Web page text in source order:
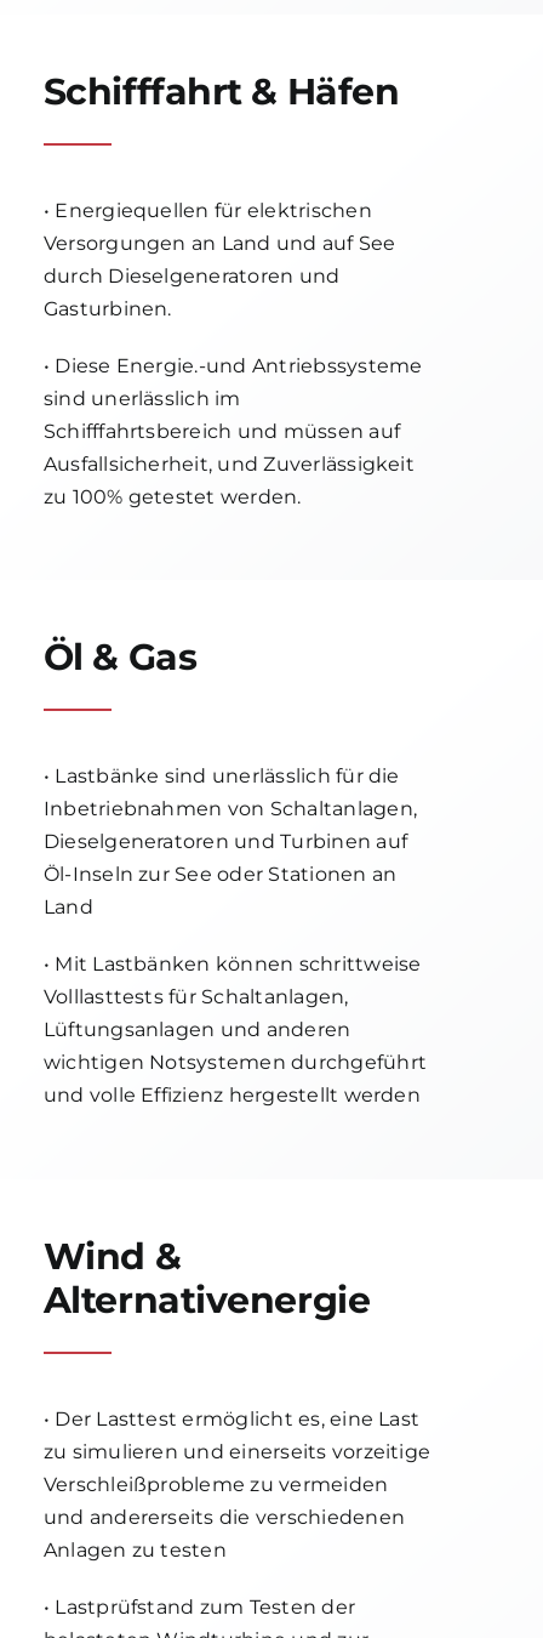
Schifffahrt & Häfen
• Energiequellen für elektrischen
Versorgungen an Land und auf See
durch Dieselgeneratoren und
Gasturbinen.
• Diese Energie.-und Antriebssysteme
sind unerlässlich im
Schifffahrtsbereich und müssen auf
Ausfallsicherheit, und Zuverlässigkeit
zu 100% getestet werden.
Öl & Gas
• Lastbänke sind unerlässlich für die
Inbetriebnahmen von Schaltanlagen,
Dieselgeneratoren und Turbinen auf
Öl-Inseln zur See oder Stationen an
Land
• Mit Lastbänken können schrittweise
Volllasttests für Schaltanlagen,
Lüftungsanlagen und anderen
wichtigen Notsystemen durchgeführt
und volle Effizienz hergestellt werden
Wind &
Alternativenergie
• Der Lasttest ermöglicht es, eine Last
zu simulieren und einerseits vorzeitige
Verschleißprobleme zu vermeiden
und andererseits die verschiedenen
Anlagen zu testen
• Lastprüfstand zum Testen der